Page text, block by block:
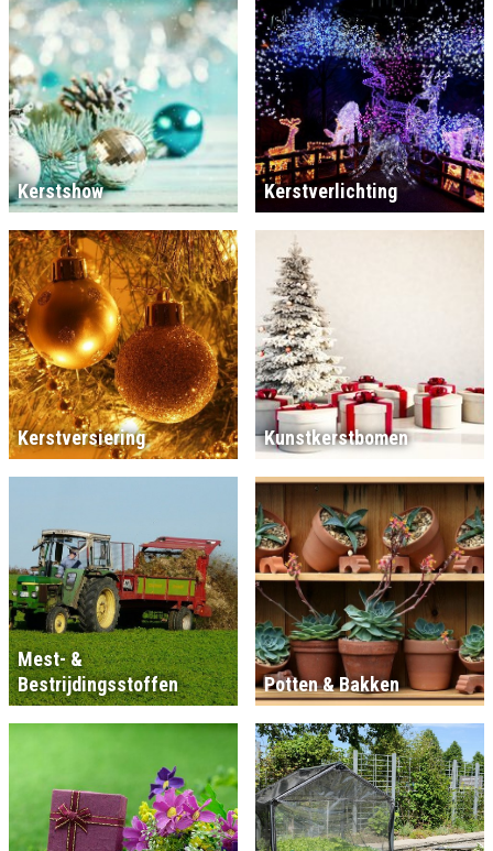
Kerstshow Kerstverlichting
Kerstversiering Kunstkerstbomen
Mest- &
Bestrijdingsstoffen
Potten & Bakken